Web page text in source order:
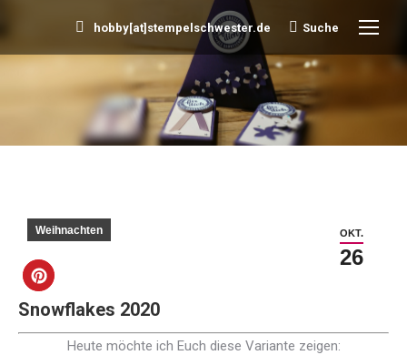
hobby[at]stempelschwester.de Search:
Suche
Sie befinden sich hier:
OKT.
26
Weihnachten
Snowflakes 2020
Heute möchte ich Euch diese Variante zeigen: